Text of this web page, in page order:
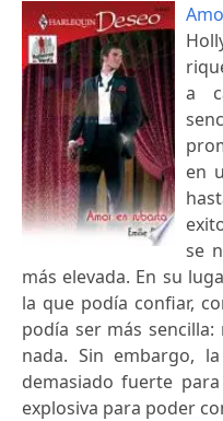
a
en
se
más elevada. En su
la que podía confiar,
podía ser más
nada. Sin embargo,
demasiado fuerte
explosiva para poder